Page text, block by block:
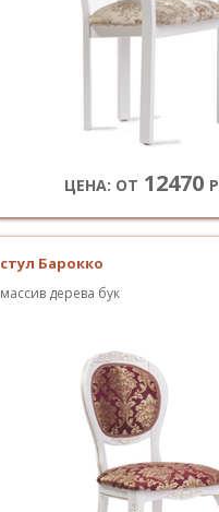
ЦЕНА: ОТ 12470
стул Барокко
массив дерева бук